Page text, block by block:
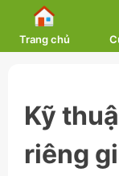
content
Trang chủ
Kỹ
riêng